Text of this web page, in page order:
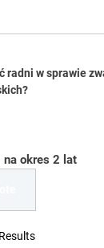
Uwaga
Dość
radni w sprawie
okres 2 lat